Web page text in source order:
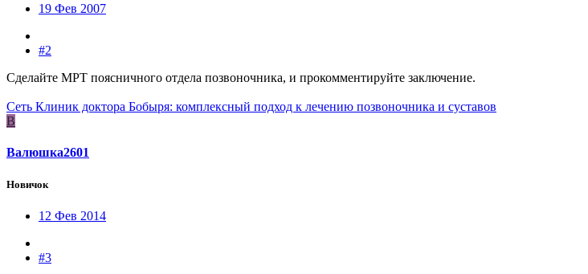
19 Фев 2007
#2
Сделайте МРТ поясничного отдела позвоночника, и прокомментируйте заключение.
Сеть Клиник доктора Бобыря: комплексный подход к лечению позвоночника и суставов
В
Валюшка2601
Новичок
12 Фев 2014
#3